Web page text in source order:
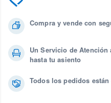
Compra y vende con
Un Servicio de Atención
hasta tu asiento
Todos los pedidos